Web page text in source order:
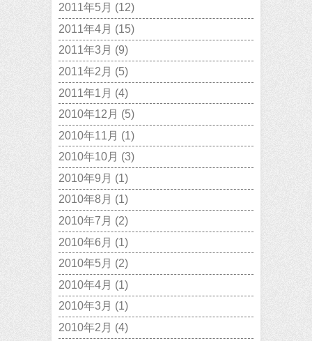
2011年5月 (12)
2011年4月 (15)
2011年3月 (9)
2011年2月 (5)
2011年1月 (4)
2010年12月 (5)
2010年11月 (1)
2010年10月 (3)
2010年9月 (1)
2010年8月 (1)
2010年7月 (2)
2010年6月 (1)
2010年5月 (2)
2010年4月 (1)
2010年3月 (1)
2010年2月 (4)